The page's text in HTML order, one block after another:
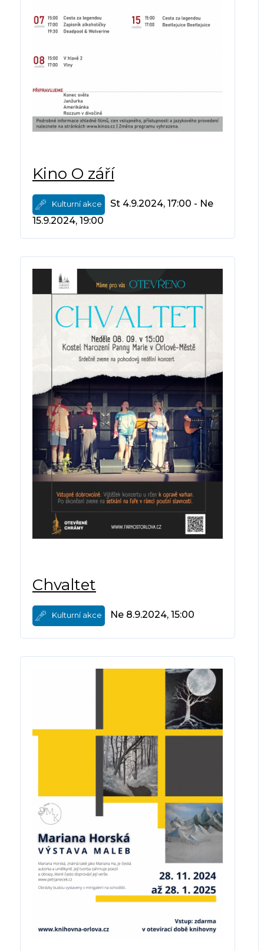
Kino O září
Kulturní akce
St 4.9.2024, 17:00 - Ne
15.9.2024, 19:00
Chvaltet
Kulturní akce Ne 8.9.2024, 15:00